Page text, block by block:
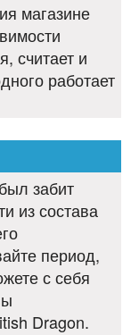
магазине
считает и
работает
забит
из состава
период,
с себя
Dragon.